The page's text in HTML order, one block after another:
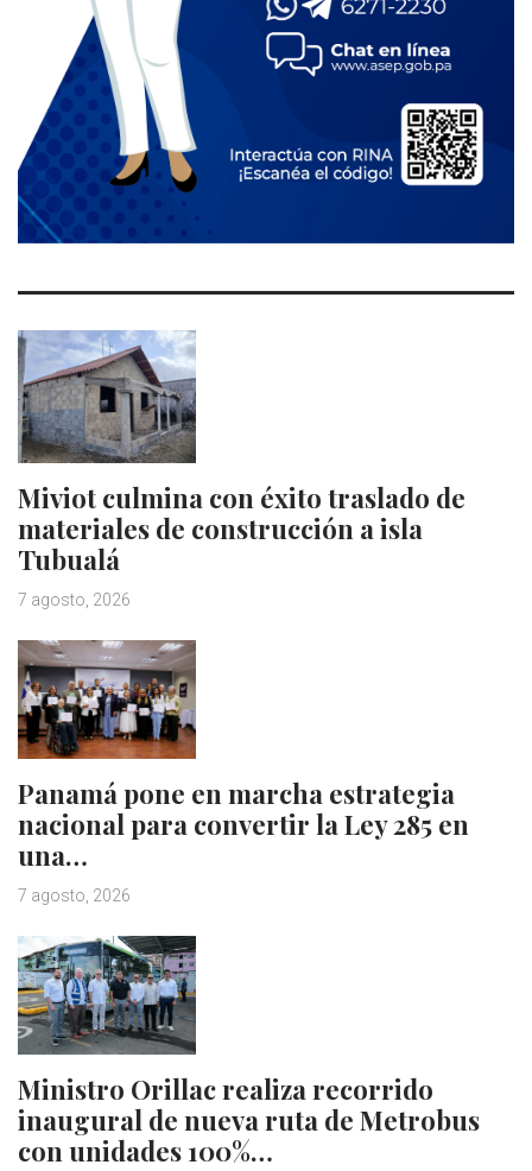
Miviot culmina con éxito traslado de
materiales de construcción a isla
Tubualá
7 agosto, 2026
Panamá pone en marcha estrategia
nacional para convertir la Ley 285 en
una…
7 agosto, 2026
Ministro Orillac realiza recorrido
inaugural de nueva ruta de Metrobus
con unidades 100%…